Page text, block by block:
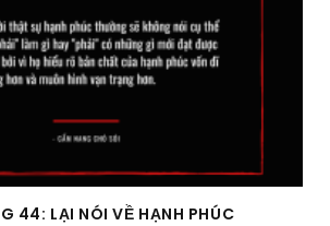
44: LẠI NÓI VỀ HẠNH PHÚC